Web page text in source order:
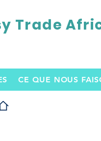
Trade
CE QUE NOUS